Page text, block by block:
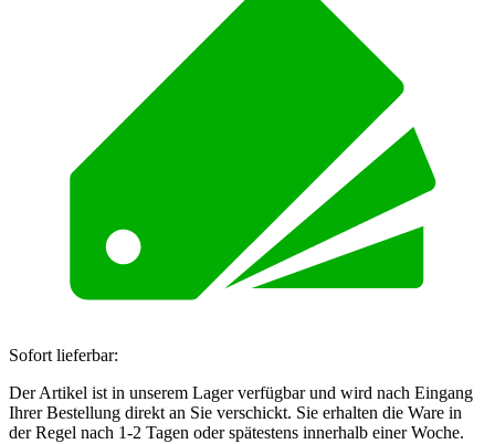
Sofort lieferbar:
Der Artikel ist in unserem Lager verfügbar und wird nach Eingang
Ihrer Bestellung direkt an Sie verschickt. Sie erhalten die Ware in
der Regel nach 1-2 Tagen oder spätestens innerhalb einer Woche.